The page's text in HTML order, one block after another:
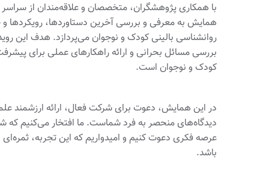
با همکاری پژوهشگران، متخصصان و علاقه‌مندان از
همایش به معرفی و بررسی آخرین دستاوردها، رویکردها
روانشناسی بالینی کودک و نوجوان می‌پردازد. هدف این
بررسی مسائل بحرانی و ارائه راهکارهای عملی برای
کودک و نوجوان است.
در این همایش، دعوت برای شرکت فعال، ارائه ارزشمند
دیدگاه‌های منحصر به فرد شماست. ما افتخار می‌کنیم که
عرصه فکری دعوت کنیم و امیدواریم که این تجربه، ثمره‌ای
باشد.